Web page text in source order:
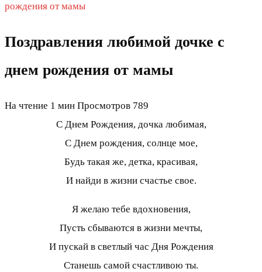
рождения от мамы
Поздравления любимой дочке с
днем рождения от мамы
На чтение 1 мин Просмотров 789
С Днем Рождения, дочка любимая,
С Днем рождения, солнце мое,
Будь такая же, детка, красивая,
И найди в жизни счастье свое.
Я желаю тебе вдохновения,
Пусть сбываются в жизни мечты,
И пускай в светлый час Дня Рождения
Станешь самой счастливою ты.